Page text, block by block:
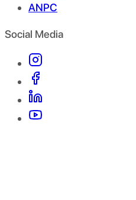
ANPC
Social Media